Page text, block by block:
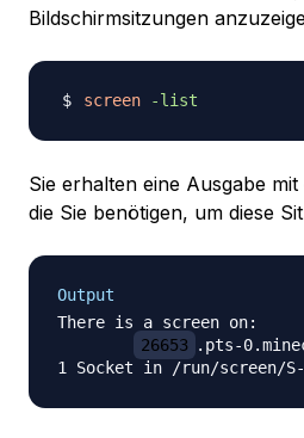
Bildschirmsitzungen
screen -list
Sie erhalten eine Ausgabe
die Sie benötigen, um diese
Output
There is a screen on:
26653
.pts-